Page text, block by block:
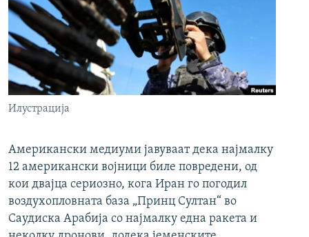
Илустрација
Американски медиуми јавуваат дека најмалку
12 американски војници биле повредени, од
кои двајца сериозно, кога Иран го погодил
воздухопловната база „Принц Султан“ во
Саудиска Арабија со најмалку една ракета и